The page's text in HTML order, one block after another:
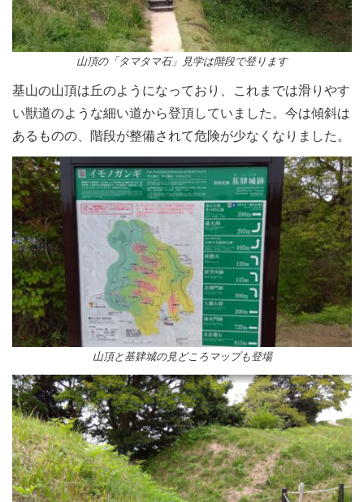
山頂の「タマタマ石」見学は階段で登ります
基山の山頂は丘のようになっており、これまでは滑りやす
い獣道のような細い道から登頂していました。今は傾斜は
あるものの、階段が整備されて危険が少なくなりました。
山頂と基肄城の見どころマップも登場